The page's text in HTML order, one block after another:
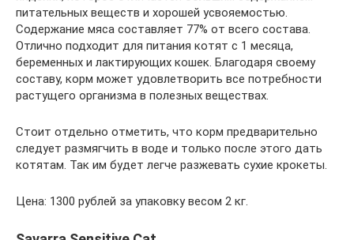
питательных веществ и хорошей усвояемостью.
Содержание мяса составляет 77% от всего состава.
Отлично подходит для питания котят с 1 месяца,
беременных и лактирующих кошек. Благодаря своему
составу, корм может удовлетворить все потребности
растущего организма в полезных веществах.
Стоит отдельно отметить, что корм предварительно
следует размягчить в воде и только после этого дать
котятам. Так им будет легче разжевать сухие крокеты.
Цена: 1300 рублей за упаковку весом 2 кг.